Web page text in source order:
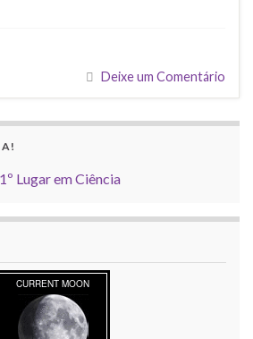
Deixe um Comentário